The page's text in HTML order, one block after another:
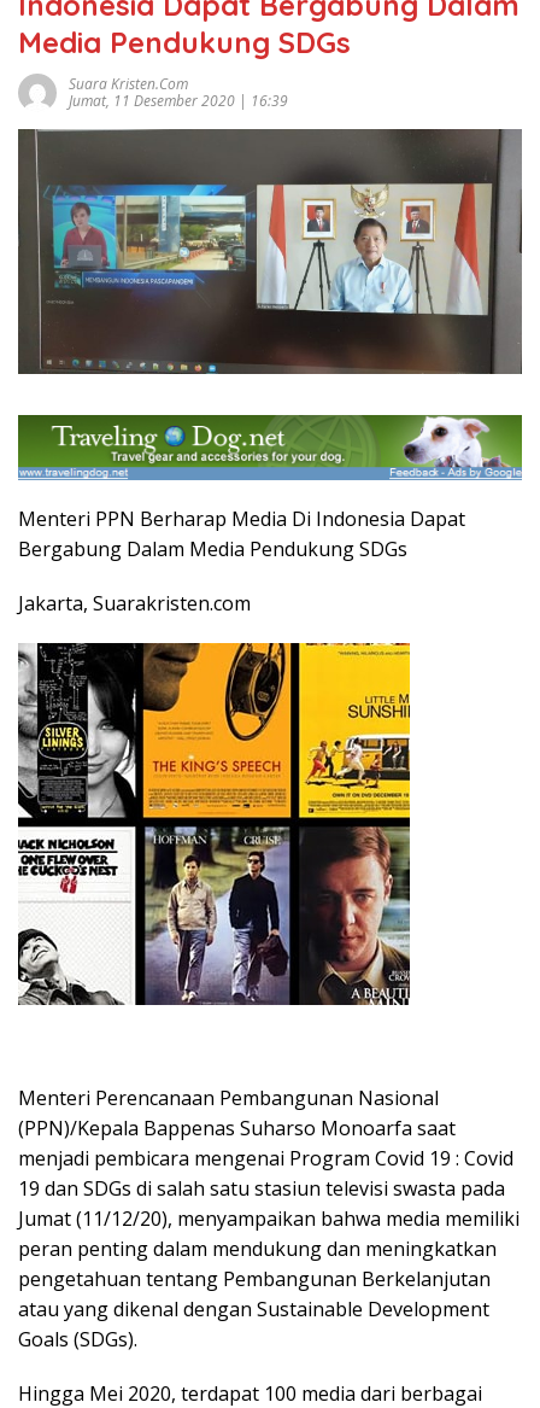
Media Pendukung SDGs
Suara Kristen.com
Jumat, 11 Desember 2020 | 16:39
Menteri PPN Berharap Media Di Indonesia Dapat
Bergabung Dalam Media Pendukung SDGs
Jakarta, Suarakristen.com
Menteri Perencanaan Pembangunan Nasional
(PPN)/Kepala Bappenas Suharso Monoarfa saat
menjadi pembicara mengenai Program Covid 19 : Covid
19 dan SDGs di salah satu stasiun televisi swasta pada
Jumat (11/12/20), menyampaikan bahwa media memiliki
peran penting dalam mendukung dan meningkatkan
pengetahuan tentang Pembangunan Berkelanjutan
atau yang dikenal dengan Sustainable Development
Goals (SDGs).
Hingga Mei 2020, terdapat 100 media dari berbagai